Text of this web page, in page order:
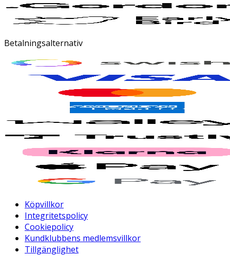
Betalningsalternativ
Köpvillkor
Integritetspolicy
Cookiepolicy
Kundklubbens medlemsvillkor
Tillgänglighet